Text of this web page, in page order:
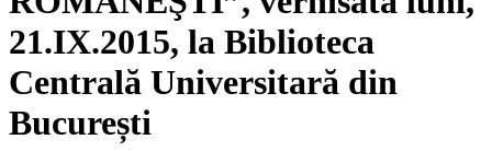
21.IX.2015, la Biblioteca
Centrală Universitară din
București